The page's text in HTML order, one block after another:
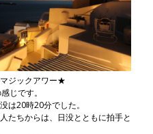
ジックアワー★
じです。
は20時20分でした。
たちからは、日没とともに拍手と